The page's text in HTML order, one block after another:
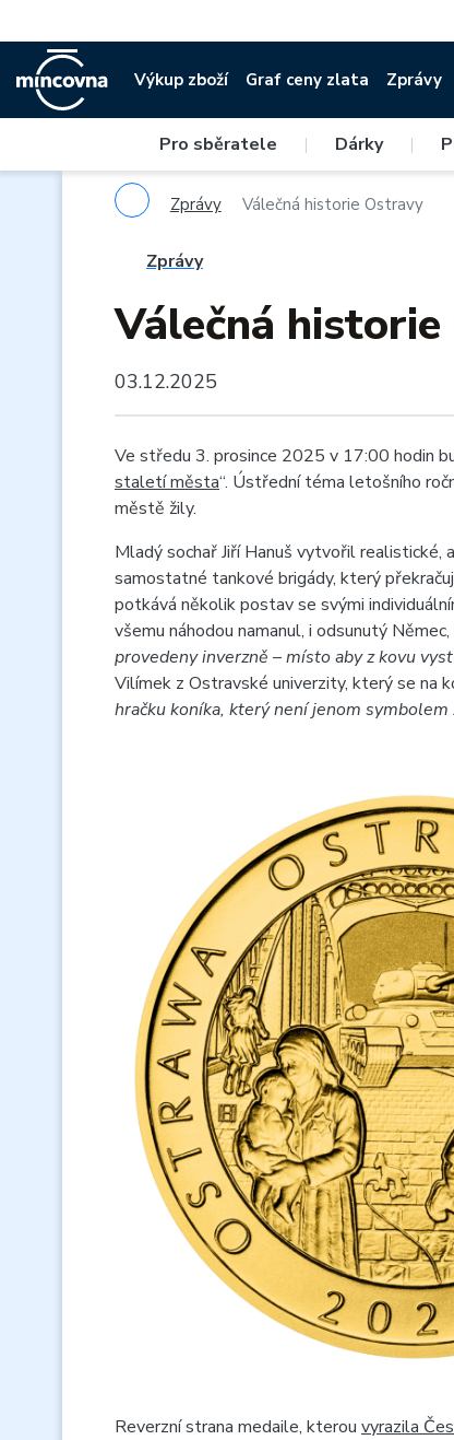
Výkup zboží Graf ceny zlata Zprávy
Pro sběratele | Dárky |
Zprávy Válečná historie Ostravy
Zprávy
Válečná
03.12.2025
Ve středu 3. prosince 2025 v 17:00 hodin
staletí města“. Ústřední téma letošního
městě žily.
Mladý sochař Jiří Hanuš vytvořil realistické,
samostatné tankové brigády, který
potkává několik postav se svými
všemu náhodou namanul, i odsunutý
provedeny inverzně – místo aby z kovu
Vilímek z Ostravské univerzity, který se na
hračku koníka, který není jenom
Reverzní strana medaile, kterou vyrazila